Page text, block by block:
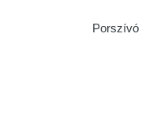
Porszívó